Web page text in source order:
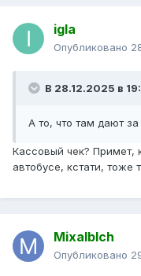
igla
Опубликовано
В 28.12.2025 в
А то, что там дают
Кассовый чек? Примет,
автобусе, кстати, тоже
Mixalblch
Опубликовано